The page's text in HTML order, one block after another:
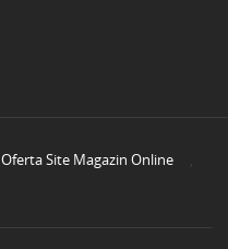
Oferta Site Magazin Online
,